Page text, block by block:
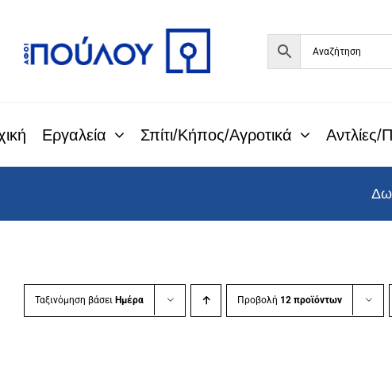
περιεχόμενο
Εργαλεία Σπίτι/Κήπος/Αγροτικά Αντλίες/
Ταξινόμηση βάσει Ημέρα Προβολή 12 προϊόντων